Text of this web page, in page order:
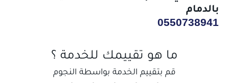
بالدمام
0550738941
ما هو تقييمك للخدمة ؟
قم بتقييم الخدمة بواسطة النجوم